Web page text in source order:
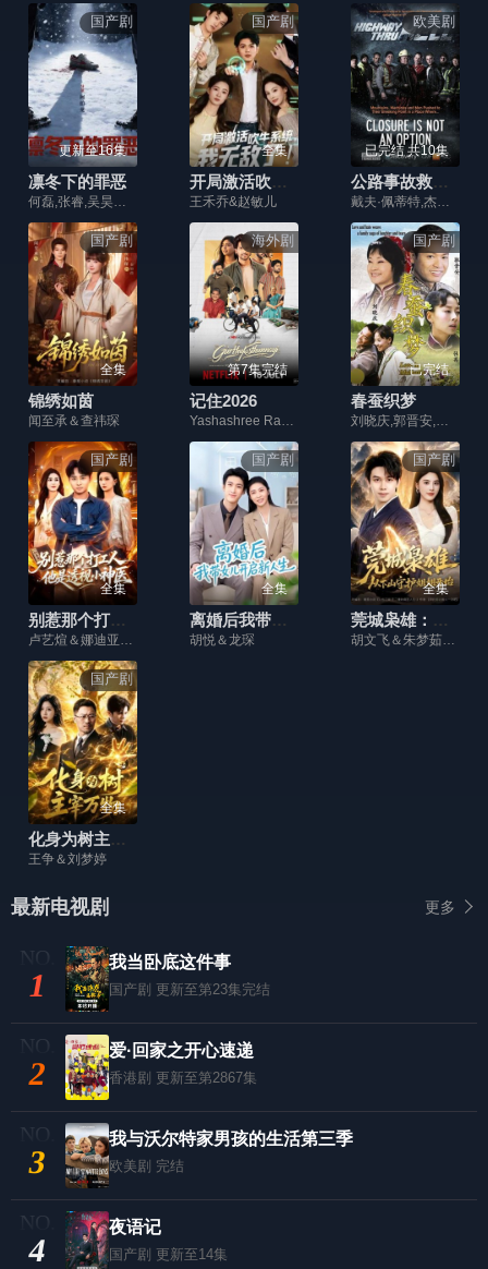
国产剧
更新至16集
凛冬下的罪恶
何磊,张睿,吴昊宸,洪爽,王大奇,嘉泽,孙之鸿,肖涵,左腾云,刘伟峰,王心嫚,窦新豪,苏宥辰,李繁,刘亭希,刘朔豪,洪冰瑶,刘佳萌,李蒲赫,徐章
国产剧
全集
开局激活吹牛系统，我无敌了!
王禾乔&赵敏儿
欧美剧
已完结 共10集
公路事故救援行动：重型救援第一季
戴夫·佩蒂特,杰米·戴维斯,阿尔奎林
国产剧
全集
锦绣如茵
闻至承＆查祎琛
海外剧
第7集完结
记住2026
Yashashree Rao,Viraj Ashwin
国产剧
已完结
春蚕织梦
刘晓庆,郭晋安,朱健钧,张茜,樊志起,张晓龙
国产剧
全集
别惹那个打工人，他是透视小神医
卢艺煊＆娜迪亚＆江路祺
国产剧
全集
离婚后我带女儿开启新人生
胡悦＆龙琛
国产剧
全集
莞城枭雄：从下山守护姐姐开始
胡文飞＆朱梦茹＆卢晟
国产剧
全集
化身为树主宰万物
王争＆刘梦婷
最新电视剧 更多
1
我当卧底这件事
国产剧 更新至第23集完结
2
爱·回家之开心速递
香港剧 更新至第2867集
3
我与沃尔特家男孩的生活第三季
欧美剧 完结
4
夜语记
国产剧 更新至14集